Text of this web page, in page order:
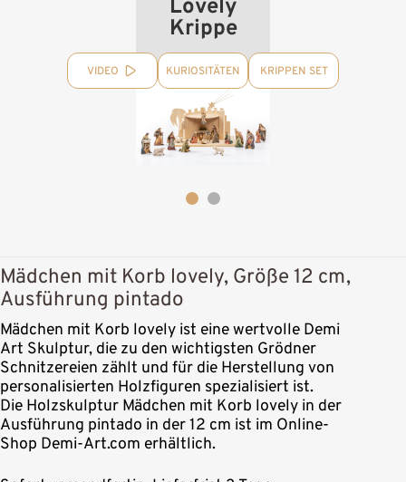
Lovely
Krippe
VIDEO KURIOSITÄTEN KRIPPEN SET
Mädchen mit Korb lovely, Größe 12 cm,
Ausführung pintado
Mädchen mit Korb lovely ist eine wertvolle Demi
Art Skulptur, die zu den wichtigsten Grödner
Schnitzereien zählt und für die Herstellung von
personalisierten Holzfiguren spezialisiert ist.
Die Holzskulptur Mädchen mit Korb lovely in der
Ausführung pintado in der 12 cm ist im Online-
Shop Demi-Art.com erhältlich.